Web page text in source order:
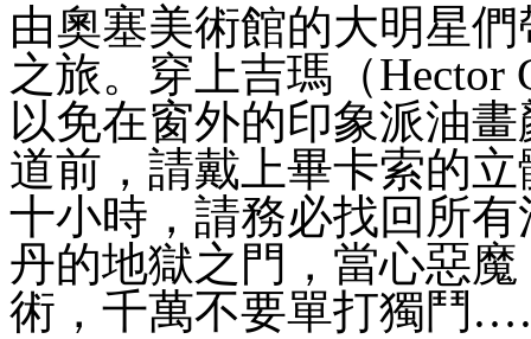
由奧塞美術館的大明星
之旅。穿上吉瑪（Hector
以免在窗外的印象派油
道前，請戴上畢卡索的
十小時，請務必找回所
丹的地獄之門，當心惡
術，千萬不要單打獨鬥